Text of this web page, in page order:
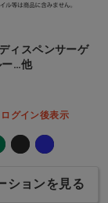
ィスペンサーゲ
ー…他
グイン後表示
ションを見る